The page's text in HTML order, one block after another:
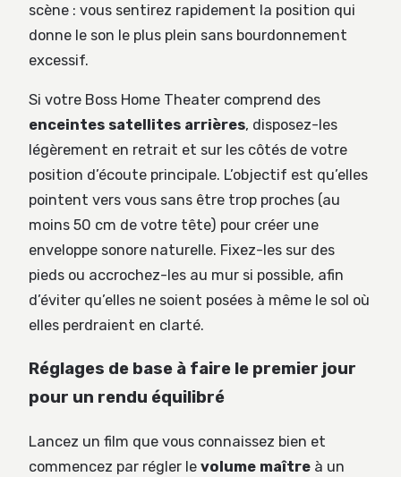
scène : vous sentirez rapidement la position qui
donne le son le plus plein sans bourdonnement
excessif.
Si votre Boss Home Theater comprend des
enceintes satellites arrières, disposez-les
légèrement en retrait et sur les côtés de votre
position d’écoute principale. L’objectif est qu’elles
pointent vers vous sans être trop proches (au
moins 50 cm de votre tête) pour créer une
enveloppe sonore naturelle. Fixez-les sur des
pieds ou accrochez-les au mur si possible, afin
d’éviter qu’elles ne soient posées à même le sol où
elles perdraient en clarté.
Réglages de base à faire le premier jour
pour un rendu équilibré
Lancez un film que vous connaissez bien et
commencez par régler le volume maître à un